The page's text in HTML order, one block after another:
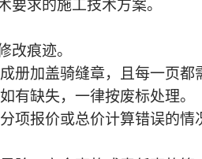
要求的施工技术方案。
改痕迹。
册加盖骑缝章，且每一页都
有缺失，一律按废标处理。
项报价或总价计算错误的情